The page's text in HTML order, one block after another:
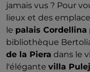
jamais vus ? Pour
lieux et des
le palais Cordellina
bibliothèque
de la Piera dans le
l'élégante villa